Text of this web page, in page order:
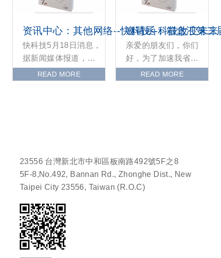
资讯中心：其他网络--快科技--科技改变未来
快科技5月18日消息，
据新闻媒体报道，人
工智能训练与推理集
群需要比传统云基础
READ MORE
邀请函：箱盒汇第二
亲爱的朋友们，你们
好，为了加速我省文
明构思工业高质量开
展脚步，促进我省双
READ MORE
23556 台灣新北市中和區板南路492號5F之8
5F-8,No.492, Bannan Rd., Zhonghe Dist., New
Taipei City 23556, Taiwan (R.O.C)